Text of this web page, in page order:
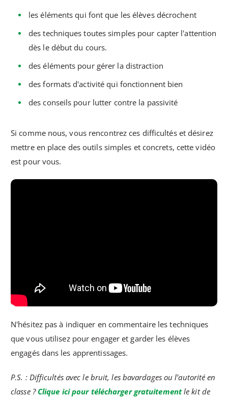
les éléments qui font que les élèves décrochent
des techniques toutes simples pour capter l'attention
dès le début du cours.
des éléments pour gérer la distraction
des formats d'activité qui fonctionnent bien
des conseils pour lutter contre la passivité
Si comme nous, vous rencontrez ces difficultés et désirez
mettre en place des outils simples et concrets, cette vidéo
est pour vous.
N'hésitez pas à indiquer en commentaire les techniques
que vous utilisez pour engager et garder les élèves
engagés dans les apprentissages.
P.S. : Difficultés avec le bruit, les bavardages ou l’autorité en
classe ? Clique ici pour télécharger gratuitementle kit de